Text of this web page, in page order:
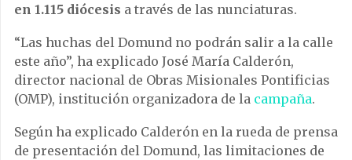
en 1.115 diócesis a través de las nunciaturas.
“Las huchas del Domund no podrán salir a la calle
este año”, ha explicado José María Calderón,
director nacional de Obras Misionales Pontificias
(OMP), institución organizadora de la campaña.
Según ha explicado Calderón en la rueda de prensa
de presentación del Domund, las limitaciones de